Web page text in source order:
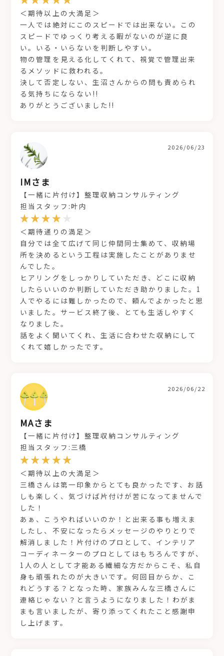
＜期待以上の大満足＞
一人では絶対にこのスピードでは出来ない。この
スピードでゆっくり考える暇がないのが逆に良
い。いる・いらないを判断しやすい。
物の管理を見える化してくれて、視覚で管理出来
るメソッドに救われる。
決して否定しない、生沼さんからの問も責められ
る気持ちにならない!!
ありがとうございました!!
IMさま
2026/06/23
【一緒に片付け】整理収納コンサルティング
担当スタッフ:叶内
＜期待通りの満足＞
自分では全て広げて同じ仲間同士集めて、収納場
所を決めるという工程は実施したことがありませ
んでした。
ヒアリングをしっかりしていただき、どこに収納
したらいいのか判断していただき助かりました。1
人でやるには難しかったので、頼んでよかったと思
いました。サービス終了後、とても生活しやすく
なりました。
話をよく聞いてくれ、生活に合わせた収納にして
くれて嬉しかったです。
MAさま
2026/06/22
【一緒に片付け】整理収納コンサルティング
担当スタッフ:三橋
＜期待以上の大満足＞
三橋さんは第一印象からとても良かったです、お話
しも楽しく、気づけば片付けが苦になってませんで
した！
あぁ、こうやればいいのか！と出来る事も増えま
したし、不安になったらメッセージのやりとりで
解消しました！片付けのプロとして、インテリア
コーディネーターのプロとしてはもちろんですが、
1人の人として才能ある繊細な方だからこそ、私自
身も頑張れたのが大きいです。何回目からか、こ
れどうする？となった時、家族みんな三橋さんに
連絡じゃない？と言うようになりました！わがま
まも言いましたが、寄り添ってくれたこと感謝申
し上げます。